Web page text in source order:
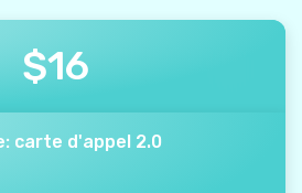
$16
carte d'appel 2.0